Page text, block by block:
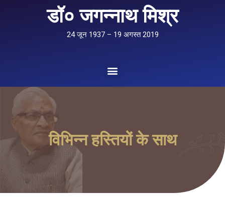
डॉ० जगन्नाथ मिश्र
24 जून 1937 – 19 अगस्त 2019
विभिन्न हस्तियों के साथ